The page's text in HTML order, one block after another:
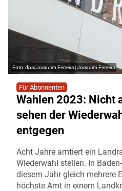
dpa/Joaquim Ferreira | Joaquim Ferreira
Für Abonnenten
Wahlen 2023: Nicht
sehen der
entgegen
Acht Jahre amtiert ein
Wiederwahl stellen. In
diesem Jahr gleich mehrere
höchste Amt in einem